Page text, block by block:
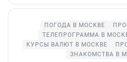
ПОГОДА В МОСКВЕ
ТЕЛЕПРОГРАММА В
КУРСЫ ВАЛЮТ В МОСКВЕ
ЗНАКОМСТВА В